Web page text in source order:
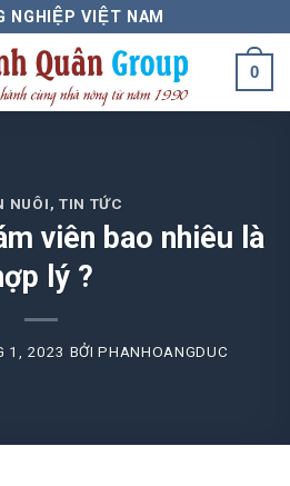
NGHIỆP VIỆT NAM
0
NUÔI, TIN TỨC
viên bao nhiêu là
lý ?
1, 2023 BỞIPHANHOANGDUC